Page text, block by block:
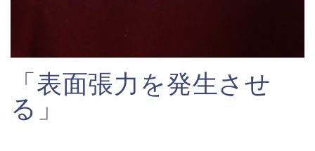
「表面張力を発生させ
る」